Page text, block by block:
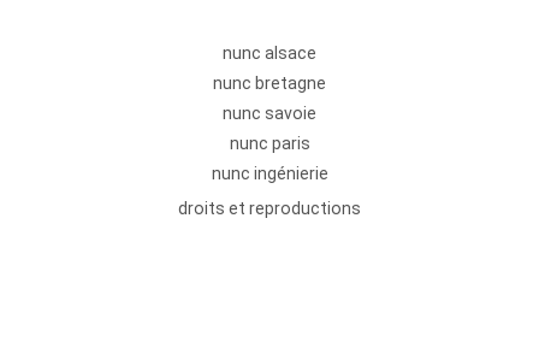
nunc alsace
nunc bretagne
nunc savoie
nunc paris
nunc ingénierie
droits et reproductions